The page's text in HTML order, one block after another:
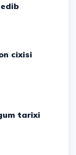
cixisi
tarixi